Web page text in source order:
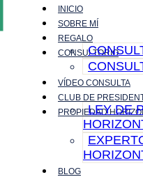
contenido
INICIO
SOBRE MÍ
REGALO
CONSULTORIO
VÍDEO CONSULTA
CLUB DE
PROPIEDADLEY DE
BLOG